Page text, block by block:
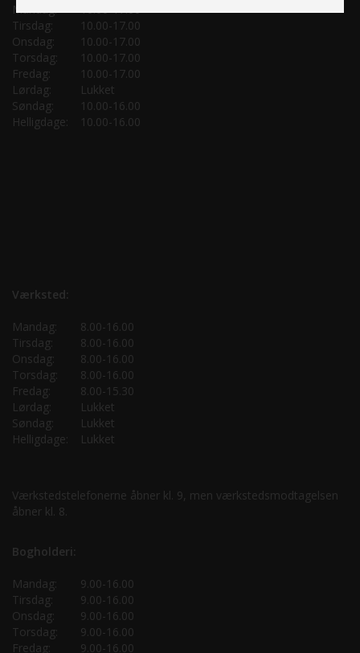
Mandag:
Tirsdag:
10.00-17.00
Onsdag:
10.00-17.00
Torsdag:
10.00-17.00
Fredag:
10.00-17.00
Lørdag:
Lukket
Søndag:
10.00-16.00
Helligdage:
10.00-16.00
Værksted:
Mandag:
8.00-16.00
Tirsdag:
8.00-16.00
Onsdag:
8.00-16.00
Torsdag:
8.00-16.00
Fredag:
8.00-15.30
Lørdag:
Lukket
Søndag:
Lukket
Helligdage:
Lukket
Værkstedstelefonerne åbner kl. 9, men værkstedsmodtagelsen
åbner kl. 8.
Bogholderi:
Mandag:
9.00-16.00
Tirsdag:
9.00-16.00
Onsdag:
9.00-16.00
Torsdag:
9.00-16.00
Fredag:
9.00-16.00